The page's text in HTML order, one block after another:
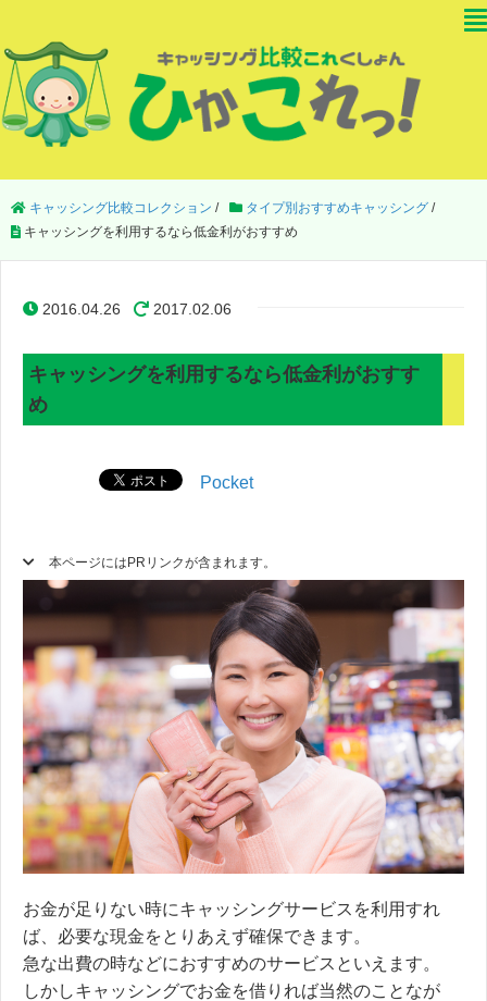
キャッシング比較コレクション / タイプ別おすすめキャッシング /
キャッシングを利用するなら低金利がおすすめ
2016.04.26 2017.02.06
キャッシングを利用するなら低金利がおすす
め
Pocket
本ページにはPRリンクが含まれます。
お金が足りない時にキャッシングサービスを利用すれ
ば、必要な現金をとりあえず確保できます。
急な出費の時などにおすすめのサービスといえます。
しかしキャッシングでお金を借りれば当然のことなが